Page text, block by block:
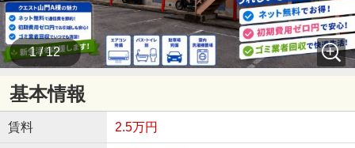
1 / 12
基本情報
賃料 2.5万円